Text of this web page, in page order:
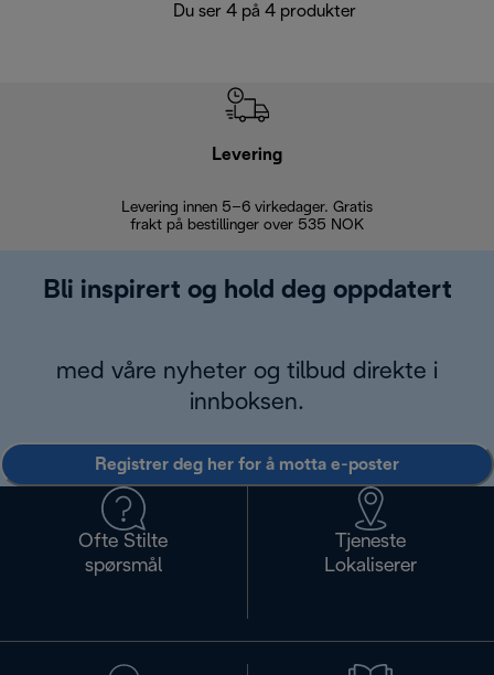
Du ser 4 på 4 produkter
Levering
Levering innen 5–6 virkedager. Gratis
frakt på bestillinger over 535 NOK
Bli inspirert og hold deg oppdatert
med våre nyheter og tilbud direkte i
innboksen.
Registrer deg her for å motta e-poster
Ofte Stilte
spørsmål
Tjeneste
Lokaliserer